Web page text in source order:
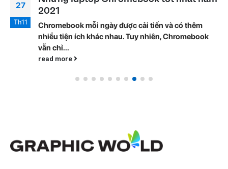
27
Th11
2021
Chromebook mỗi ngày được cải tiến và có thêm
nhiều tiện ích khác nhau. Tuy nhiên, Chromebook
vẫn chỉ...
read more